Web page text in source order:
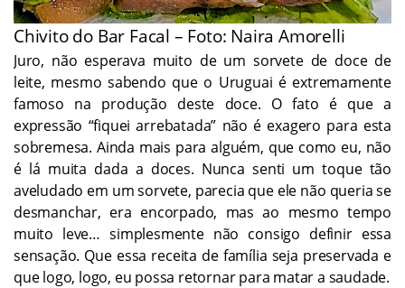
Chivito do Bar Facal – Foto: Naira Amorelli
Juro, não esperava muito de um sorvete de doce de
leite, mesmo sabendo que o Uruguai é extremamente
famoso na produção deste doce. O fato é que a
expressão “fiquei arrebatada” não é exagero para esta
sobremesa. Ainda mais para alguém, que como eu, não
é lá muita dada a doces. Nunca senti um toque tão
aveludado em um sorvete, parecia que ele não queria se
desmanchar, era encorpado, mas ao mesmo tempo
muito leve… simplesmente não consigo definir essa
sensação. Que essa receita de família seja preservada e
que logo, logo, eu possa retornar para matar a saudade.